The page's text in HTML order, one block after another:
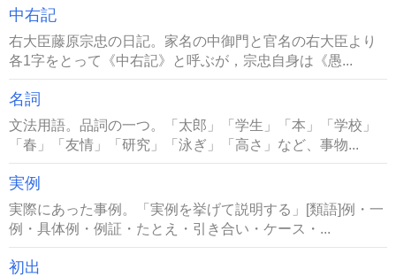
中右記
右大臣藤原宗忠の日記。家名の中御門と官名の右大臣より
各1字をとって《中右記》と呼ぶが，宗忠自身は《愚...
名詞
文法用語。品詞の一つ。「太郎」「学生」「本」「学校」
「春」「友情」「研究」「泳ぎ」「高さ」など、事物...
実例
実際にあった事例。「実例を挙げて説明する」[類語]例・一
例・具体例・例証・たとえ・引き合い・ケース・...
初出